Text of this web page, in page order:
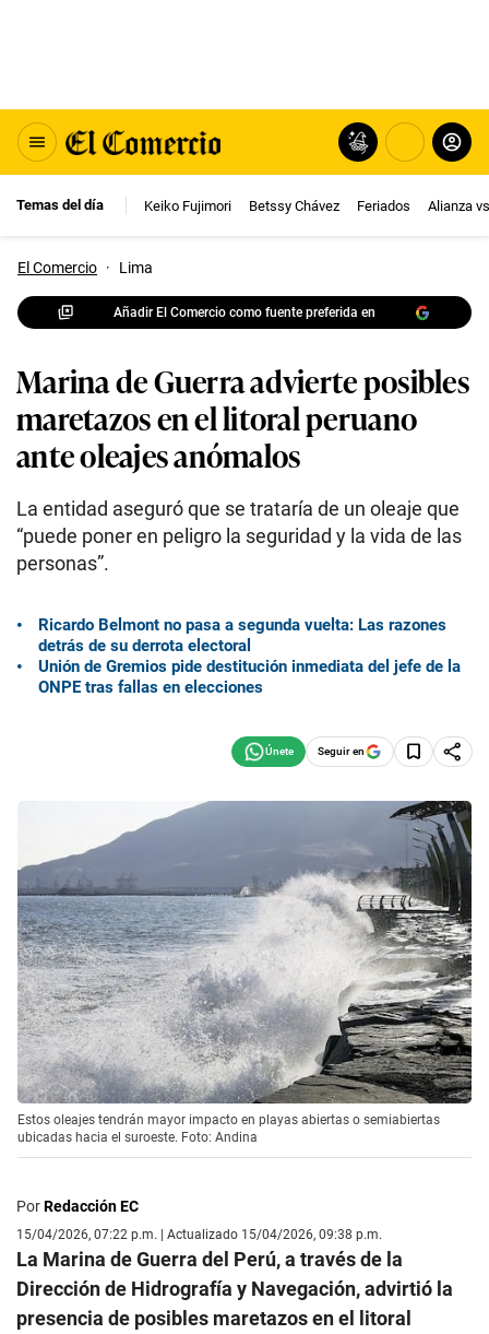
Temas del día Keiko Fujimori Betssy Chávez Feriados Alianza
El Comercio · Lima
Añadir El Comercio como fuente preferida en
Marina de Guerra advierte posibles
maretazos en el litoral peruano
ante oleajes anómalos
La entidad aseguró que se trataría de un oleaje que
“puede poner en peligro la seguridad y la vida de las
personas”.
Ricardo Belmont no pasa a segunda vuelta: Las razones
detrás de su derrota electoral
Unión de Gremios pide destitución inmediata del jefe de la
ONPE tras fallas en elecciones
Seguir en
Estos oleajes tendrán mayor impacto en playas abiertas o semiabiertas
ubicadas hacia el suroeste. Foto: Andina
PorRedacción EC
15/04/2026, 07:22 p.m. | Actualizado 15/04/2026, 09:38 p.m.
La Marina de Guerra del Perú, a través de la
Dirección de Hidrografía y Navegación, advirtió la
presencia de posibles maretazos en el litoral